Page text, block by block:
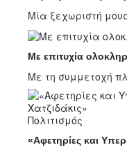
Μία ξεχωριστή
Με επιτυχία
Με τη συμμετοχή
Πολιτισμός
«Αφετηρίες και